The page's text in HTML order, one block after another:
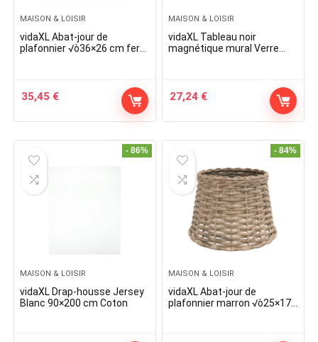
MAISON & LOISIR
vidaXL Abat-jour de
plafonnier √ò36×26 cm fer
35,45 €
MAISON & LOISIR
vidaXL Tableau noir
magnétique mural Verre
27,24 €
- 86%
MAISON & LOISIR
vidaXL Drap-housse Jersey
Blanc 90×200 cm Coton
- 84%
MAISON & LOISIR
vidaXL Abat-jour de
plafonnier marron √ò25×17